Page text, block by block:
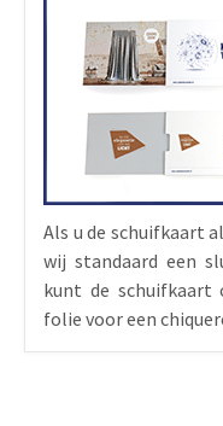
Als u de schuifkaart
wij standaard een
kunt de schuifkaart
folie voor een